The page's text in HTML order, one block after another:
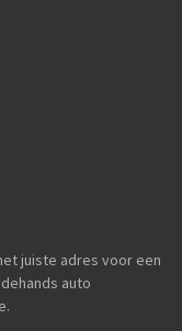
juiste adres voor een
auto